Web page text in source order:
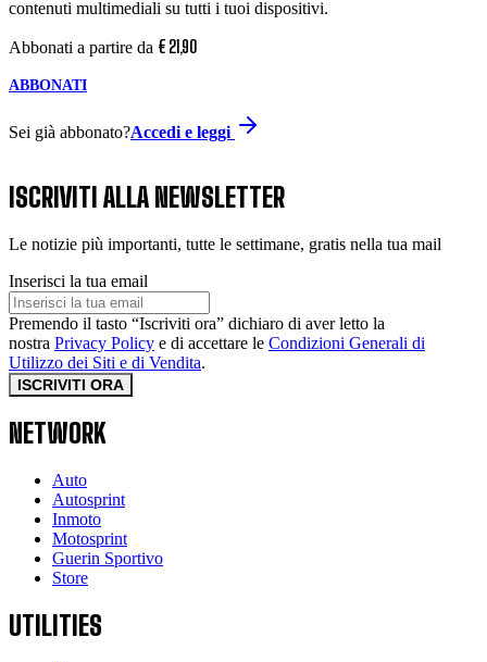
contenuti multimediali su tutti i tuoi dispositivi.
Abbonati a partire da € 21,90
ABBONATI
Sei già abbonato?Accedi e leggi
ISCRIVITI ALLA NEWSLETTER
Le notizie più importanti, tutte le settimane, gratis nella tua mail
Inserisci la tua email
Premendo il tasto “Iscriviti ora” dichiaro di aver letto la
nostra Privacy Policy e di accettare le Condizioni Generali di
Utilizzo dei Siti e di Vendita.
ISCRIVITI ORA
NETWORK
Auto
Autosprint
Inmoto
Motosprint
Guerin Sportivo
Store
UTILITIES